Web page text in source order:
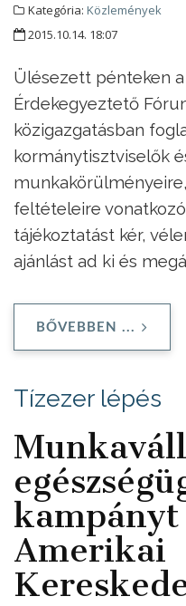
Kategória: Közlemények
2015.10.14. 18:07
Ülésezett pénteken a
Érdekegyeztető
közigazgatásban
kormánytisztviselők
feltételeire
tájékoztatást kér,
ajánlást ad ki és
BŐVEBBEN ...
Tízezer lépés
Amerikai